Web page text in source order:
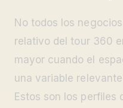
No todos los
relativo del tour 360
mayor cuando el
una variable
Estos son los perfiles